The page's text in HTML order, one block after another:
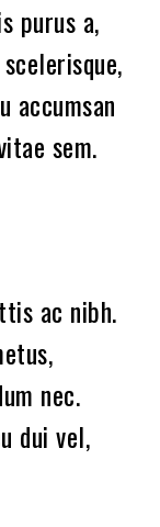
purus a,
accumsan
sem.
ac nibh.
nec.
dui vel,